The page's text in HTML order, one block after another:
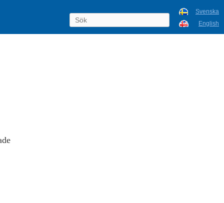
Svenska
English